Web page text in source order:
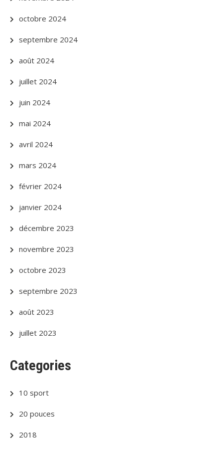
octobre 2024
septembre 2024
août 2024
juillet 2024
juin 2024
mai 2024
avril 2024
mars 2024
février 2024
janvier 2024
décembre 2023
novembre 2023
octobre 2023
septembre 2023
août 2023
juillet 2023
Categories
10 sport
20 pouces
2018